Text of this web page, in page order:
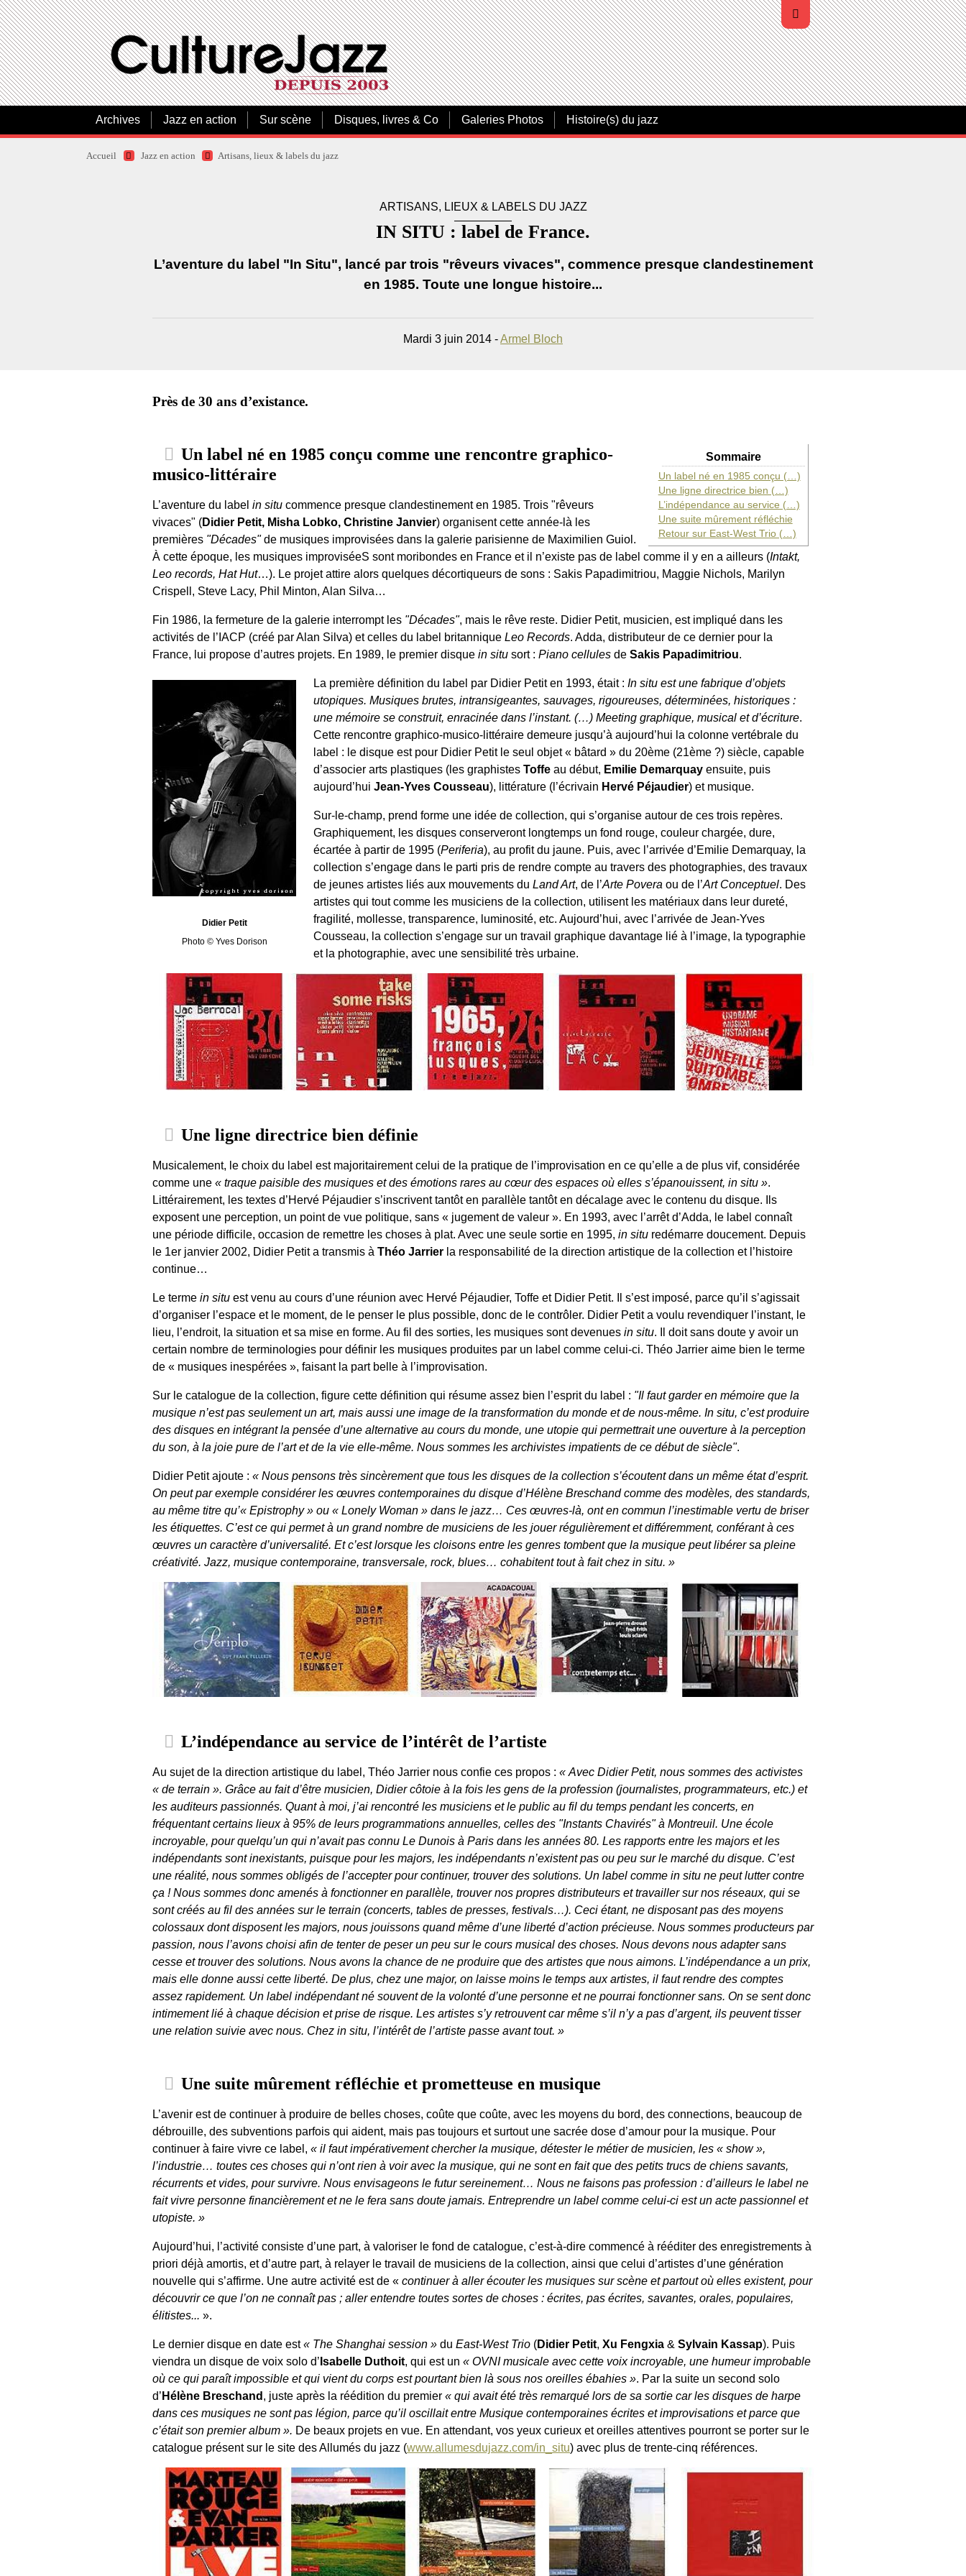
Archives Jazz en action Sur scène Disques, livres & Co Galeries Photos Histoire(s) du jazz
Accueil Jazz en action Artisans, lieux & labels du jazz
ARTISANS, LIEUX & LABELS DU JAZZ
IN SITU : label de France.
L’aventure du label "In Situ", lancé par trois "rêveurs vivaces", commence presque clandestinement
en 1985. Toute une longue histoire...
Mardi 3 juin 2014 -Armel Bloch
Près de 30 ans d’existance.
Sommaire
Un label né en 1985 conçu (…)
Une ligne directrice bien (…)
L’indépendance au service (…)
Une suite mûrement réfléchie
Retour sur East-West Trio (…)
Un label né en 1985 conçu comme une rencontre graphico-
musico-littéraire
L’aventure du label in situ commence presque clandestinement en 1985. Trois "rêveurs
vivaces" (Didier Petit, Misha Lobko, Christine Janvier) organisent cette année-là les
premières "Décades"de musiques improvisées dans la galerie parisienne de Maximilien Guiol.
À cette époque, les musiques improviséeS sont moribondes en France et il n’existe pas de label comme il y en a ailleurs (Intakt,
Leo records, Hat Hut…). Le projet attire alors quelques décortiqueurs de sons : Sakis Papadimitriou, Maggie Nichols, Marilyn
Crispell, Steve Lacy, Phil Minton, Alan Silva…
Fin 1986, la fermeture de la galerie interrompt les "Décades", mais le rêve reste. Didier Petit, musicien, est impliqué dans les
activités de l’IACP (créé par Alan Silva) et celles du label britannique Leo Records. Adda, distributeur de ce dernier pour la
France, lui propose d’autres projets. En 1989, le premier disque in situ sort : Piano cellules de Sakis Papadimitriou.
Didier Petit
Photo © Yves Dorison
La première définition du label par Didier Petit en 1993, était :In situ est une fabrique d’objets
utopiques. Musiques brutes, intransigeantes, sauvages, rigoureuses, déterminées, historiques :
une mémoire se construit, enracinée dans l’instant. (…) Meeting graphique, musical et d’écriture.
Cette rencontre graphico-musico-littéraire demeure jusqu’à aujourd’hui la colonne vertébrale du
label : le disque est pour Didier Petit le seul objet « bâtard » du 20ème (21ème ?) siècle, capable
d’associer arts plastiques (les graphistesToffe au début, Emilie Demarquay ensuite, puis
aujourd’huiJean-Yves Cousseau), littérature (l’écrivain Hervé Péjaudier) et musique.
Sur-le-champ, prend forme une idée de collection, qui s’organise autour de ces trois repères.
Graphiquement, les disques conserveront longtemps un fond rouge, couleur chargée, dure,
écartée à partir de 1995 (Periferia), au profit du jaune. Puis, avec l’arrivée d’Emilie Demarquay, la
collection s’engage dans le parti pris de rendre compte au travers des photographies, des travaux
de jeunes artistes liés aux mouvements duLand Art, de l’Arte Povera ou de l’Art Conceptuel. Des
artistes qui tout comme les musiciens de la collection, utilisent les matériaux dans leur dureté,
fragilité, mollesse, transparence, luminosité, etc. Aujourd’hui, avec l’arrivée de Jean-Yves
Cousseau, la collection s’engage sur un travail graphique davantage lié à l’image, la typographie
et la photographie, avec une sensibilité très urbaine.
Une ligne directrice bien définie
Musicalement, le choix du label est majoritairement celui de la pratique de l’improvisation en ce qu’elle a de plus vif, considérée
comme une « traque paisible des musiques et des émotions rares au cœur des espaces où elles s’épanouissent, in situ ».
Littérairement, les textes d’Hervé Péjaudier s’inscrivent tantôt en parallèle tantôt en décalage avec le contenu du disque. Ils
exposent une perception, un point de vue politique, sans « jugement de valeur ». En 1993, avec l’arrêt d’Adda, le label connaît
une période difficile, occasion de remettre les choses à plat. Avec une seule sortie en 1995, in situ redémarre doucement. Depuis
le 1er janvier 2002, Didier Petit a transmis à Théo Jarrier la responsabilité de la direction artistique de la collection et l’histoire
continue…
Le terme in situ est venu au cours d’une réunion avec Hervé Péjaudier, Toffe et Didier Petit. Il s’est imposé, parce qu’il s’agissait
d’organiser l’espace et le moment, de le penser le plus possible, donc de le contrôler. Didier Petit a voulu revendiquer l’instant, le
lieu, l’endroit, la situation et sa mise en forme. Au fil des sorties, les musiques sont devenues in situ. Il doit sans doute y avoir un
certain nombre de terminologies pour définir les musiques produites par un label comme celui-ci. Théo Jarrier aime bien le terme
de « musiques inespérées », faisant la part belle à l’improvisation.
Sur le catalogue de la collection, figure cette définition qui résume assez bien l’esprit du label : "Il faut garder en mémoire que la
musique n’est pas seulement un art, mais aussi une image de la transformation du monde et de nous-même. In situ, c’est produire
des disques en intégrant la pensée d’une alternative au cours du monde, une utopie qui permettrait une ouverture à la perception
du son, à la joie pure de l’art et de la vie elle-même. Nous sommes les archivistes impatients de ce début de siècle".
Didier Petit ajoute : « Nous pensons très sincèrement que tous les disques de la collection s’écoutent dans un même état d’esprit.
On peut par exemple considérer les œuvres contemporaines du disque d’Hélène Breschand comme des modèles, des standards,
au même titre qu’« Epistrophy » ou « Lonely Woman » dans le jazz… Ces œuvres-là, ont en commun l’inestimable vertu de briser
les étiquettes. C’est ce qui permet à un grand nombre de musiciens de les jouer régulièrement et différemment, conférant à ces
œuvres un caractère d’universalité. Et c’est lorsque les cloisons entre les genres tombent que la musique peut libérer sa pleine
créativité. Jazz, musique contemporaine, transversale, rock, blues… cohabitent tout à fait chez in situ. »
L’indépendance au service de l’intérêt de l’artiste
Au sujet de la direction artistique du label, Théo Jarrier nous confie ces propos : « Avec Didier Petit, nous sommes des activistes
« de terrain ». Grâce au fait d’être musicien, Didier côtoie à la fois les gens de la profession (journalistes, programmateurs, etc.) et
les auditeurs passionnés. Quant à moi, j’ai rencontré les musiciens et le public au fil du temps pendant les concerts, en
fréquentant certains lieux à 95% de leurs programmations annuelles, celles des "Instants Chavirés" à Montreuil. Une école
incroyable, pour quelqu’un qui n’avait pas connu Le Dunois à Paris dans les années 80. Les rapports entre les majors et les
indépendants sont inexistants, puisque pour les majors, les indépendants n’existent pas ou peu sur le marché du disque. C’est
une réalité, nous sommes obligés de l’accepter pour continuer, trouver des solutions. Un label comme in situ ne peut lutter contre
ça ! Nous sommes donc amenés à fonctionner en parallèle, trouver nos propres distributeurs et travailler sur nos réseaux, qui se
sont créés au fil des années sur le terrain (concerts, tables de presses, festivals…). Ceci étant, ne disposant pas des moyens
colossaux dont disposent les majors, nous jouissons quand même d’une liberté d’action précieuse. Nous sommes producteurs par
passion, nous l’avons choisi afin de tenter de peser un peu sur le cours musical des choses. Nous devons nous adapter sans
cesse et trouver des solutions. Nous avons la chance de ne produire que des artistes que nous aimons. L’indépendance a un prix,
mais elle donne aussi cette liberté. De plus, chez une major, on laisse moins le temps aux artistes, il faut rendre des comptes
assez rapidement. Un label indépendant né souvent de la volonté d’une personne et ne pourrai fonctionner sans. On se sent donc
intimement lié à chaque décision et prise de risque. Les artistes s’y retrouvent car même s’il n’y a pas d’argent, ils peuvent tisser
une relation suivie avec nous. Chez in situ, l’intérêt de l’artiste passe avant tout. »
Une suite mûrement réfléchie et prometteuse en musique
L’avenir est de continuer à produire de belles choses, coûte que coûte, avec les moyens du bord, des connections, beaucoup de
débrouille, des subventions parfois qui aident, mais pas toujours et surtout une sacrée dose d’amour pour la musique. Pour
continuer à faire vivre ce label, « il faut impérativement chercher la musique, détester le métier de musicien, les « show »,
l’industrie… toutes ces choses qui n’ont rien à voir avec la musique, qui ne sont en fait que des petits trucs de chiens savants,
récurrents et vides, pour survivre. Nous envisageons le futur sereinement… Nous ne faisons pas profession : d’ailleurs le label ne
fait vivre personne financièrement et ne le fera sans doute jamais. Entreprendre un label comme celui-ci est un acte passionnel et
utopiste. »
Aujourd’hui, l’activité consiste d’une part, à valoriser le fond de catalogue, c’est-à-dire commencé à rééditer des enregistrements à
priori déjà amortis, et d’autre part, à relayer le travail de musiciens de la collection, ainsi que celui d’artistes d’une génération
nouvelle qui s’affirme. Une autre activité est de « continuer à aller écouter les musiques sur scène et partout où elles existent, pour
découvrir ce que l’on ne connaît pas ; aller entendre toutes sortes de choses : écrites, pas écrites, savantes, orales, populaires,
élitistes... ».
Le dernier disque en date est« The Shanghai session » du East-West Trio (Didier Petit, Xu Fengxia & Sylvain Kassap). Puis
viendra un disque de voix solo d’Isabelle Duthoit, qui est un « OVNI musicale avec cette voix incroyable, une humeur improbable
où ce qui paraît impossible et qui vient du corps est pourtant bien là sous nos oreilles ébahies ». Par la suite un second solo
d’Hélène Breschand, juste après la réédition du premier « qui avait été très remarqué lors de sa sortie car les disques de harpe
dans ces musiques ne sont pas légion, parce qu’il oscillait entre Musique contemporaines écrites et improvisations et parce que
c’était son premier album ». De beaux projets en vue. En attendant, vos yeux curieux et oreilles attentives pourront se porter sur le
catalogue présent sur le site des Allumés du jazz (www.allumesdujazz.com/in_situ) avec plus de trente-cinq références.